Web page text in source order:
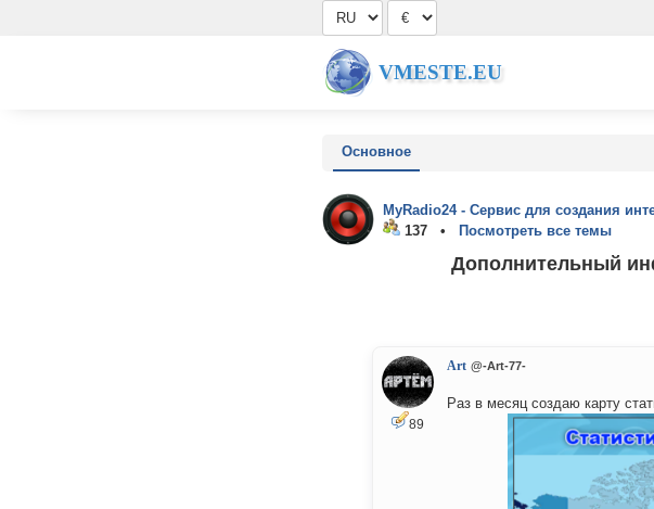
VMESTE.EU
Основное
MyRadio24 - Сервис для создания
137 •
Посмотреть все темы
Дополнительный
89
Art @-Art-77-
Раз в месяц создаю карту